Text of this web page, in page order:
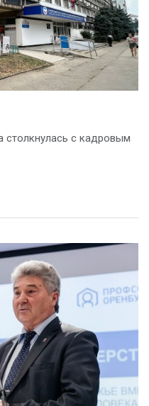
столкнулась с кадровым